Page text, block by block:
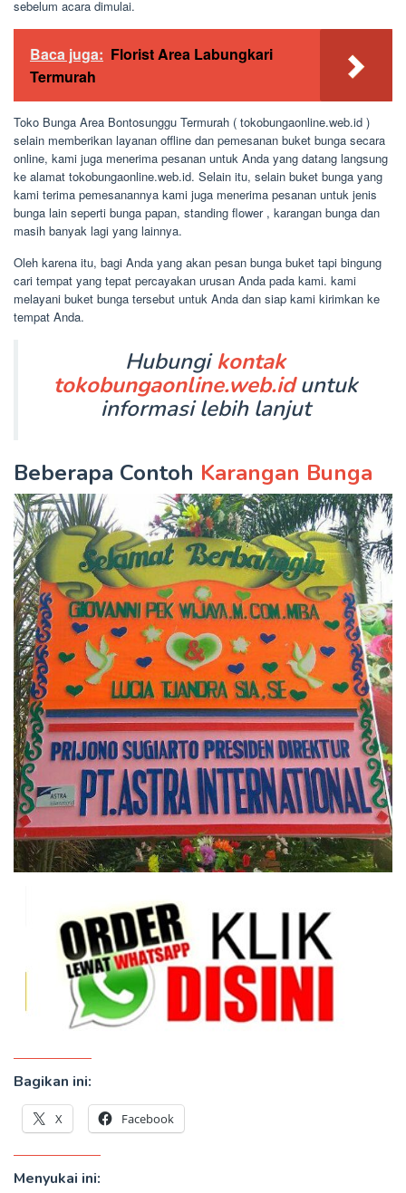
sebelum acara dimulai.
Baca juga: Florist Area Labungkari
Termurah
Toko Bunga Area Bontosunggu Termurah ( tokobungaonline.web.id )
selain memberikan layanan offline dan pemesanan buket bunga secara
online, kami juga menerima pesanan untuk Anda yang datang langsung
ke alamat tokobungaonline.web.id. Selain itu, selain buket bunga yang
kami terima pemesanannya kami juga menerima pesanan untuk jenis
bunga lain seperti bunga papan, standing flower , karangan bunga dan
masih banyak lagi yang lainnya.
Oleh karena itu, bagi Anda yang akan pesan bunga buket tapi bingung
cari tempat yang tepat percayakan urusan Anda pada kami. kami
melayani buket bunga tersebut untuk Anda dan siap kami kirimkan ke
tempat Anda.
Hubungi kontak
tokobungaonline.web.iduntuk
informasi lebih lanjut
Beberapa Contoh Karangan Bunga
Bagikan ini:
X Facebook
Menyukai ini: